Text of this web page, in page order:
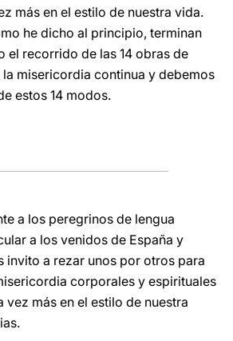
más en el estilo de nuestra vida.
he dicho al principio, terminan
el recorrido de las 14 obras de
misericordia continua y debemos
estos 14 modos.
a los peregrinos de lengua
a los venidos de España y
invito a rezar unos por otros para
corporales y espirituales
vez más en el estilo de nuestra